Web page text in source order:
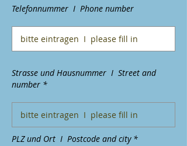
Telefonnummer I Phone number
Strasse und Hausnummer I Street and
number *
PLZ und Ort I Postcode and city *